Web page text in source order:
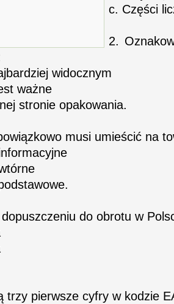
c. Części
2.
widocznym
ważne
stronie opakowania.
musi umieścić na
do obrotu w
trzy pierwsze cyfry w kodzie